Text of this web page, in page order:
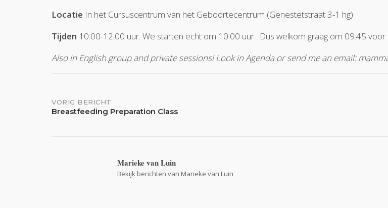
Locatie In het Cursuscentrum van het Geboortecentrum (Genestetstraat 3-1 hg)
Tijden 10.00-12.00 uur. We starten echt om 10.00 uur. Dus welkom graag om 09.45
Also in English group and private sessions! Look in Agenda or send me an email:
Bericht
VORIG BERICHT
Breastfeeding Preparation Class
Marieke van Luin
Bekijk berichten van Marieke van Luin